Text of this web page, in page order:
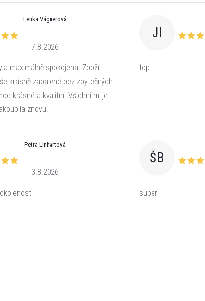
Lenka Vágnerová
7.8.2026
maximálně spokojena. Zboží
krásně zabalené bez zbytečných
krásné a kvalitní. Všichni mi je
znovu.
JI
top
Petra Linhartová
3.8.2026
ŠB
super